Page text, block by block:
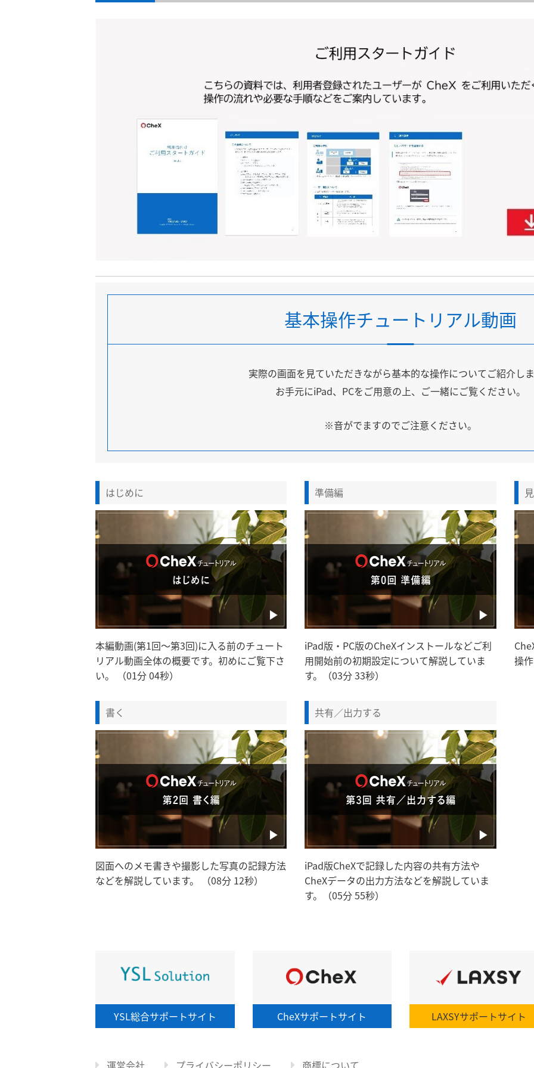
基本操作チュートリアル動画
実際の画面を見ていただきながら基本的な操作についてご紹介し
お手元にiPad、PCをご用意の上、ご一緒にご覧ください。
※音がでますのでご注意ください。
はじめに
本編動画(第1回～第3回)に入る前のチュート
リアル動画全体の概要です。初めにご覧下さ
い。 （01分 04秒）
準備編
iPad版・PC版のCheXインストールなどご利
用開始前の初期設定について解説していま
す。（03分 33秒）
操
書く
図面へのメモ書きや撮影した写真の記録方法
などを解説しています。 （08分 12秒）
共有／出力する
iPad版CheXで記録した内容の共有方法や
CheXデータの出力方法などを解説していま
す。（05分 55秒）
YSL総合サポートサイト CheXサポートサイト LAXSYサポートサイト
運営会社 プライバシーポリシー 商標について